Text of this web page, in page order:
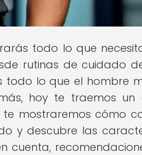
todo lo que
rutinas de cuidado
todo lo que el hombre
hoy te traemos un
mostraremos cómo
y descubre las
cuenta,